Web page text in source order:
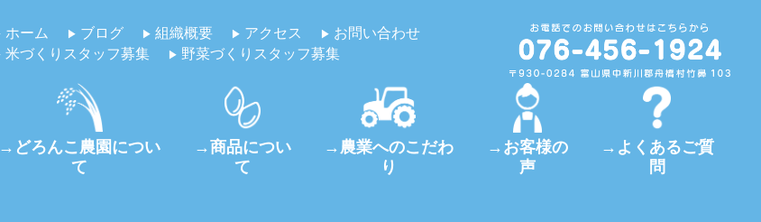
ホーム ブログ 組織概要 アクセス
お問い合わせ
米づくりスタッフ募集
野菜づくりスタッフ募集
→どろんこ農園につい
て
→商品につい
て
→農業へのこだわ
り
→お客様の
声
→よくあるご質
問